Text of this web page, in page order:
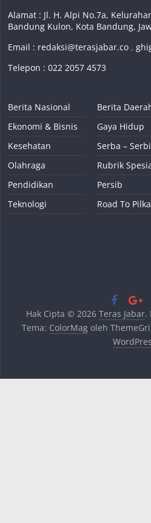
Alamat : Jl. H. Alpi No.7a,
Bandung Kulon, Kota Bandung,
Email : redaksi@terasjabar.co ,
Telepon : 022 2057 4573
Berita Nasional
Ekonomi & Bisnis
Kesehatan
Olahraga
Pendidikan
Teknologi
Berita
Gaya Hidup
Serba – Serbi
Rubrik
Persib
Road To
Hak Cipta © 2026 Teras Jabar.
Tema: ColorMagoleh